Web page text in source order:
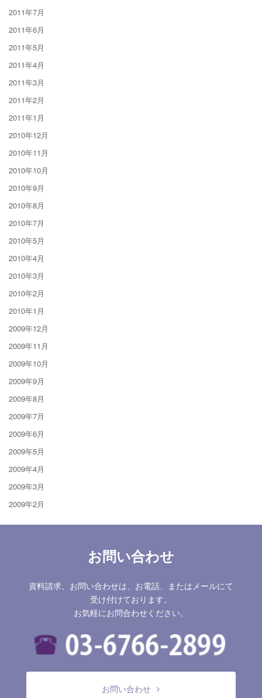
2011年7月
2011年6月
2011年5月
2011年4月
2011年3月
2011年2月
2011年1月
2010年12月
2010年11月
2010年10月
2010年9月
2010年8月
2010年7月
2010年5月
2010年4月
2010年3月
2010年2月
2010年1月
2009年12月
2009年11月
2009年10月
2009年9月
2009年8月
2009年7月
2009年6月
2009年5月
2009年4月
2009年3月
2009年2月
お問い合わせ
資料請求、お問い合わせは、お電話、またはメールにて
受け付けております。
お気軽にお問合わせください。
お問い合わせ